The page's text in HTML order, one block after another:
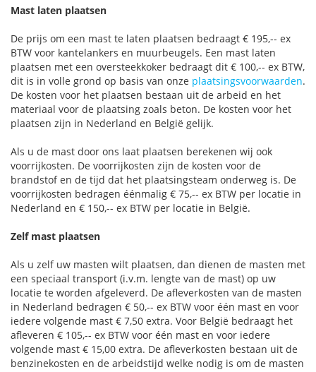
Mast laten plaatsen
De prijs om een mast te laten plaatsen bedraagt € 195,-- ex
BTW voor kantelankers en muurbeugels. Een mast laten
plaatsen met een oversteekkoker bedraagt dit € 100,-- ex BTW,
dit is in volle grond op basis van onze plaatsingsvoorwaarden.
De kosten voor het plaatsen bestaan uit de arbeid en het
materiaal voor de plaatsing zoals beton. De kosten voor het
plaatsen zijn in Nederland en België gelijk.
Als u de mast door ons laat plaatsen berekenen wij ook
voorrijkosten. De voorrijkosten zijn de kosten voor de
brandstof en de tijd dat het plaatsingsteam onderweg is. De
voorrijkosten bedragen éénmalig € 75,-- ex BTW per locatie in
Nederland en € 150,-- ex BTW per locatie in België.
Zelf mast plaatsen
Als u zelf uw masten wilt plaatsen, dan dienen de masten met
een speciaal transport (i.v.m. lengte van de mast) op uw
locatie te worden afgeleverd. De afleverkosten van de masten
in Nederland bedragen € 50,-- ex BTW voor één mast en voor
iedere volgende mast € 7,50 extra. Voor België bedraagt het
afleveren € 105,-- ex BTW voor één mast en voor iedere
volgende mast € 15,00 extra. De afleverkosten bestaan uit de
benzinekosten en de arbeidstijd welke nodig is om de masten